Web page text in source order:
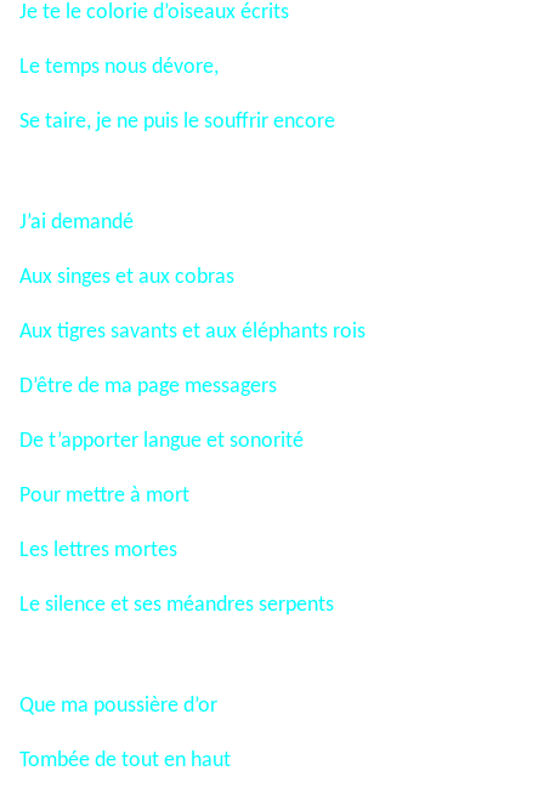
Je te le colorie d’oiseaux écrits
Le temps nous dévore,
Se taire, je ne puis le souffrir encore
J’ai demandé
Aux singes et aux cobras
Aux tigres savants et aux éléphants rois
D’être de ma page messagers
De t’apporter langue et sonorité
Pour mettre à mort
Les lettres mortes
Le silence et ses méandres serpents
Que ma poussière d’or
Tombée de tout en haut